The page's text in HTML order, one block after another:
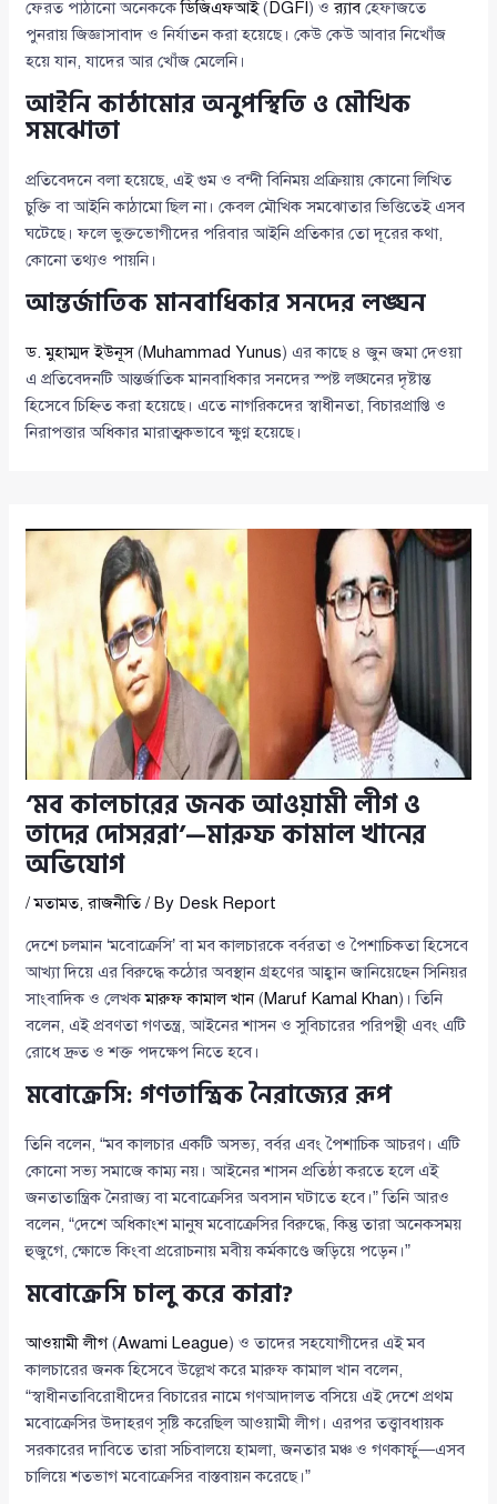
ফেরত পাঠানো অনেককেডিজিএফআই( DGFI ) ওর‍্যাবহেফাজতে
পুনরায় জিজ্ঞাসাবাদ ও নির্যাতন করা হয়েছে। কেউ কেউ আবার নিখোঁজ
হয়ে যান, যাদের আর খোঁজ মেলেনি।
আইনি কাঠামোর অনুপস্থিতি ও মৌখিক
সমঝোতা
প্রতিবেদনে বলা হয়েছে, এই গুম ও বন্দী বিনিময় প্রক্রিয়ায় কোনো লিখিত
চুক্তি বা আইনি কাঠামো ছিল না। কেবল মৌখিক সমঝোতার ভিত্তিতেই এসব
ঘটেছে। ফলে ভুক্তভোগীদের পরিবার আইনি প্রতিকার তো দূরের কথা,
কোনো তথ্যও পায়নি।
আন্তর্জাতিক মানবাধিকার সনদের লঙ্ঘন
ড. মুহাম্মদ ইউনূস(Muhammad Yunus) এর কাছে ৪ জুন জমা দেওয়া
এ প্রতিবেদনটি আন্তর্জাতিক মানবাধিকার সনদের স্পষ্ট লঙ্ঘনের দৃষ্টান্ত
হিসেবে চিহ্নিত করা হয়েছে। এতে নাগরিকদের স্বাধীনতা, বিচারপ্রাপ্তি ও
নিরাপত্তার অধিকার মারাত্মকভাবে ক্ষুণ্ণ হয়েছে।
‘মব কালচারের জনক আওয়ামী লীগ ও
তাদের দোসররা’—মারুফ কামাল খানের
অভিযোগ
/মতামত,রাজনীতি/ By Desk Report
দেশে চলমান ‘মবোক্রেসি’ বা মব কালচারকে বর্বরতা ও পৈশাচিকতা হিসেবে
আখ্যা দিয়ে এর বিরুদ্ধে কঠোর অবস্থান গ্রহণের আহ্বান জানিয়েছেন সিনিয়র
সাংবাদিক ও লেখকমারুফ কামাল খান(Maruf Kamal Khan)। তিনি
বলেন, এই প্রবণতা গণতন্ত্র, আইনের শাসন ও সুবিচারের পরিপন্থী এবং এটি
রোধে দ্রুত ও শক্ত পদক্ষেপ নিতে হবে।
মবোক্রেসি: গণতান্ত্রিক নৈরাজ্যের রূপ
তিনি বলেন, “মব কালচার একটি অসভ্য, বর্বর এবং পৈশাচিক আচরণ। এটি
কোনো সভ্য সমাজে কাম্য নয়। আইনের শাসন প্রতিষ্ঠা করতে হলে এই
জনতাতান্ত্রিক নৈরাজ্য বা মবোক্রেসির অবসান ঘটাতে হবে।” তিনি আরও
বলেন, “দেশে অধিকাংশ মানুষ মবোক্রেসির বিরুদ্ধে, কিন্তু তারা অনেকসময়
হুজুগে, ক্ষোভে কিংবা প্ররোচনায় মবীয় কর্মকাণ্ডে জড়িয়ে পড়েন।”
মবোক্রেসি চালু করে কারা?
আওয়ামী লীগ(Awami League) ও তাদের সহযোগীদের এই মব
কালচারের জনক হিসেবে উল্লেখ করে মারুফ কামাল খান বলেন,
“স্বাধীনতাবিরোধীদের বিচারের নামে গণআদালত বসিয়ে এই দেশে প্রথম
মবোক্রেসির উদাহরণ সৃষ্টি করেছিল আওয়ামী লীগ। এরপর তত্ত্বাবধায়ক
সরকারের দাবিতে তারা সচিবালয়ে হামলা, জনতার মঞ্চ ও গণকার্ফু—এসব
চালিয়ে শতভাগ মবোক্রেসির বাস্তবায়ন করেছে।”